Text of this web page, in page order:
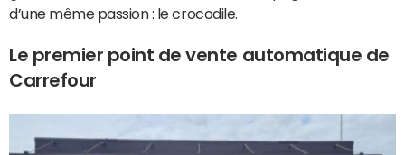
d’une même passion : le crocodile.
Le premier point de vente automatique de
Carrefour